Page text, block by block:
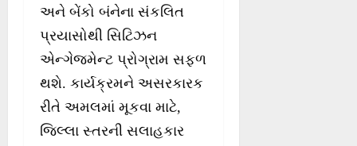
અને બેંકો બંનેના સંકલિત
પ્રયાસોથી સિટિઝન
એન્ગેજમેન્ટ પ્રોગ્રામ સફળ
થશે. કાર્યક્રમને અસરકારક
રીતે અમલમાં મૂકવા માટે,
જિલ્લા સ્તરની સલાહકાર